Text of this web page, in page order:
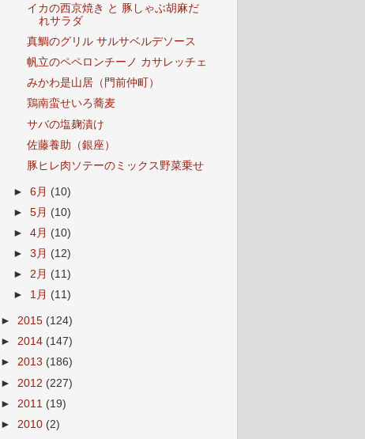
イカの西京焼き と 豚しゃぶ胡麻だ
れサラダ
真鯛のグリル サルサベルデソース
帆立のペペロンチーノ カサレッチェ
みかわ是山居（門前仲町）
鶏南蛮せいろ蕎麦
サバの塩麹漬け
佐藤養助（銀座）
豚ヒレ肉ソテーのミックス野菜乗せ
►6月 (10)
►5月 (10)
►4月 (10)
►3月 (12)
►2月 (11)
► 1月 (11)
► 2015 (124)
► 2014 (147)
► 2013 (186)
► 2012 (227)
► 2011 (19)
► 2010 (2)